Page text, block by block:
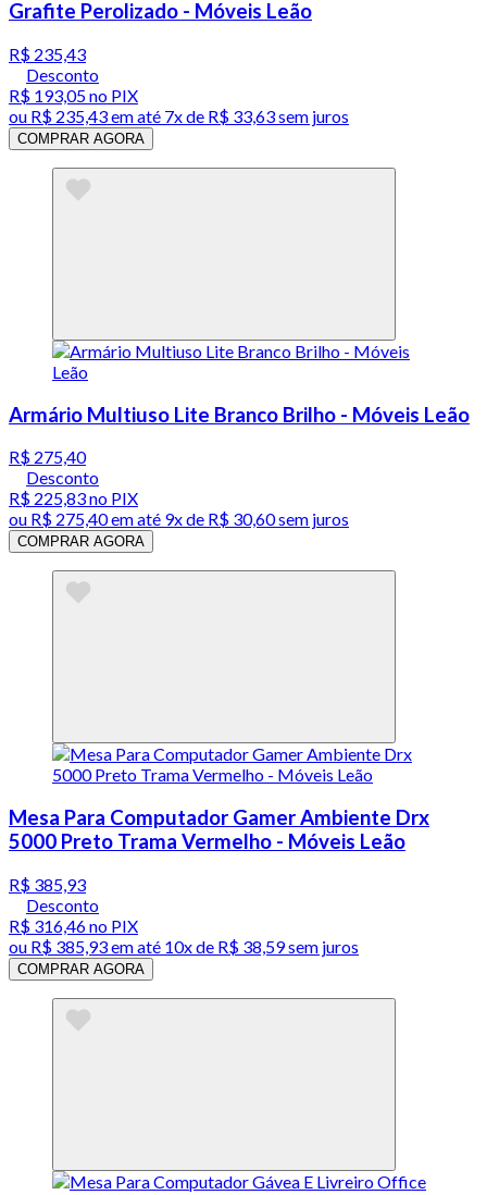
Grafite Perolizado - Móveis Leão
R$ 235,43
Desconto
R$ 193,05no PIX
ou R$ 235,43em até 7x de R$ 33,63 sem juros
COMPRAR AGORA
Armário Multiuso Lite Branco Brilho - Móveis Leão
R$ 275,40
Desconto
R$ 225,83no PIX
ou R$ 275,40em até 9x de R$ 30,60 sem juros
COMPRAR AGORA
Mesa Para Computador Gamer Ambiente Drx
5000 Preto Trama Vermelho - Móveis Leão
R$ 385,93
Desconto
R$ 316,46no PIX
ou R$ 385,93em até 10x de R$ 38,59 sem juros
COMPRAR AGORA